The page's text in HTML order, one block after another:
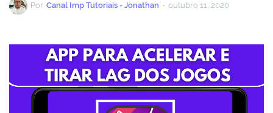
Por Canal Imp Tutoriais - Jonathan - outubro 11, 2020